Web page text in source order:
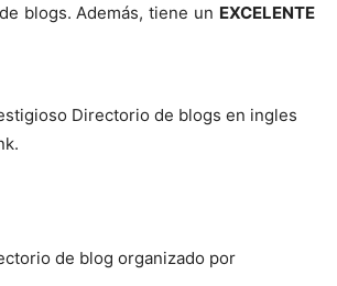
blogs. Además, tiene un EXCELENTE
Directorio de blogs en ingles
de blog organizado por